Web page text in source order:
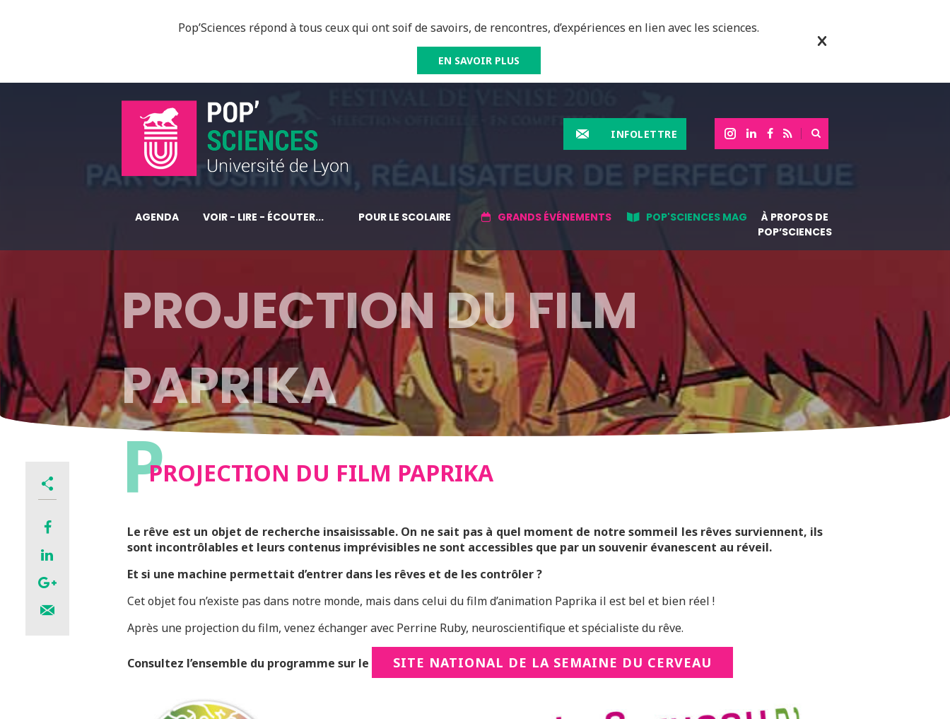
Pop’Sciences répond à tous ceux qui ont soif de savoirs, de rencontres, d’expériences en lien avec les sciences.
EN SAVOIR PLUS
INFOLETTRE
AGENDA VOIR - LIRE - ÉCOUTER... POUR LE SCOLAIRE GRANDS ÉVÉNEMENTS POP'SCIENCES MAG
À PROPOS DE
POP’SCIENCES
PROJECTION DU FILM
PAPRIKA
PPROJECTION DU FILM PAPRIKA
Le rêve est un objet de recherche insaisissable. On ne sait pas à quel moment de notre sommeil les rêves surviennent, ils
sont incontrôlables et leurs contenus imprévisibles ne sont accessibles que par un souvenir évanescent au réveil.
Et si une machine permettait d’entrer dans les rêves et de les contrôler ?
Cet objet fou n’existe pas dans notre monde, mais dans celui du film d’animation Paprika il est bel et bien réel !
Après une projection du film, venez échanger avec Perrine Ruby, neuroscientifique et spécialiste du rêve.
Consultez l’ensemble du programme sur le SITE NATIONAL DE LA SEMAINE DU CERVEAU